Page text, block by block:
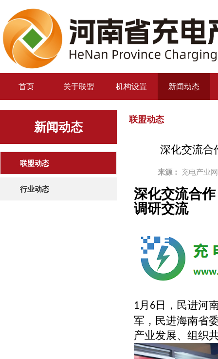
首页 关于联盟 机构设置 新闻动态
新闻动态
联盟动态
行业动态
联盟动态
深化交流合
来源： 充电产业
深化交流合作
调研交流
1月 6日，民进河
军，民进海南省
产业发展、组织